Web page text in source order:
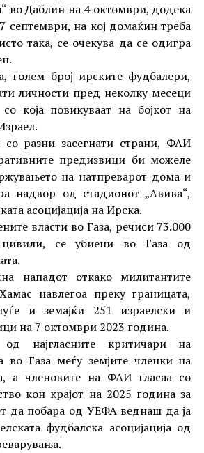
во Даблин на 4 октомври, додека
септември, на кој домаќин треба
така, се очекува да се одигра
голем број ирските фудбалери,
личности пред неколку месеци
која повикуваат на бојкот на
со разни засегнати страни, ФАИ
предизвици би можеле
на натпреварот дома и
надвор од стадионот „Авива“,
асоцијација на Ирска.
власти во Газа, речиси 73.000
цивили, се убиени во Газа од
нападот откако милитантите
навлегоа преку границата,
и земајќи 251 израелски и
на 7 октомври 2023 година.
најгласните критичари на
во Газа меѓу земјите членки на
а членовите на ФАИ гласаа со
кон крајот на 2025 година за
да побара од УЕФА веднаш да ја
фудбалска асоцијација од